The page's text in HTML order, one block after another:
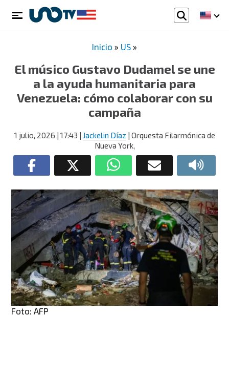
Inicio » US »
El músico Gustavo Dudamel se une
a la ayuda humanitaria para
Venezuela: cómo colaborar con su
campaña
1 julio, 2026 | 17:43 | Jackelin Díaz | Orquesta Filarmónica de
Nueva York,
Foto: AFP